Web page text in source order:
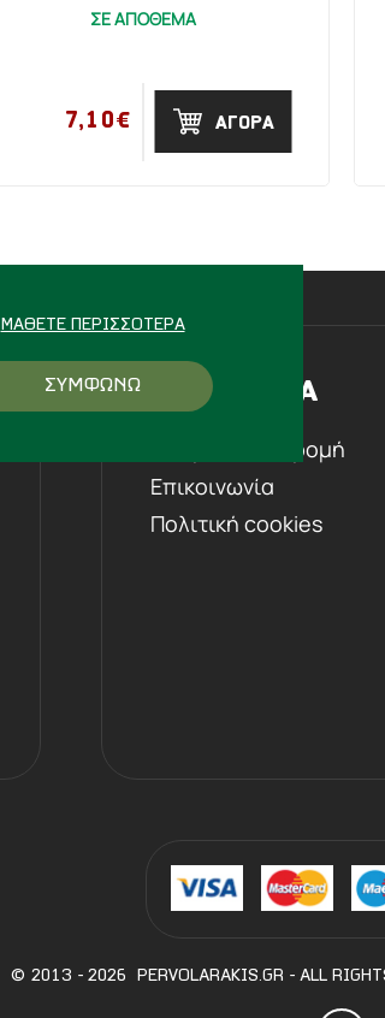
ΜΆΘΕΤΕ ΠΕΡΙΣΣΌΤΕΡΑ
ΣΥΜΦΩΝΩ
ΣΕ ΑΠΟΘΕΜΑ
7,10€ ΑΓΟΡΑ
Η ΕΤΑΙΡΕΙΑ
Ιστορική αναδρομή
Επικοινωνία
Πολιτική cookies
© 2013 - 2026 PERVOLARAKIS.GR - ALL